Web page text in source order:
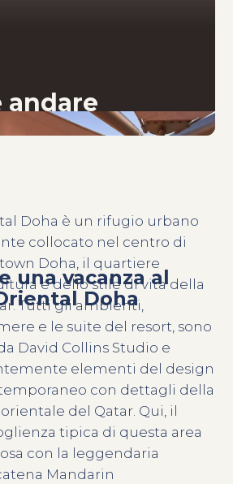
andare
una vacanza al
Doha
Doha è un rifugio urbano
collocato nel centro di
Doha, il quartiere
e dello stile di vita della
Tutti gli ambienti,
e le suite del resort, sono
David Collins Studio e
elementi del design
con dettagli della
del Qatar. Qui, il
tipica di questa area
con la leggendaria
Mandarin